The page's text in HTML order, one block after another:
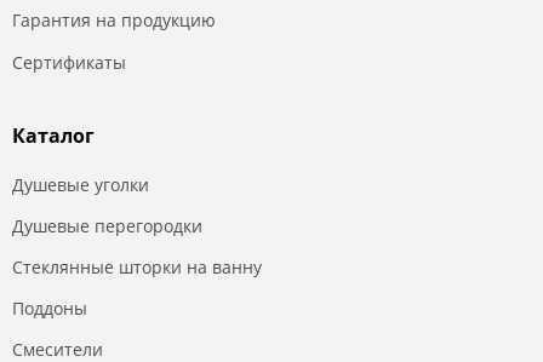
Гарантия на продукцию
Сертификаты
Каталог
Душевые уголки
Душевые перегородки
Стеклянные шторки на ванну
Поддоны
Смесители